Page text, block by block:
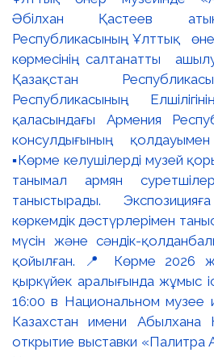
Әбілхан Қастеев
Республикасының Ұлттық
көрмесінің салтанатты
Қазақстан
Республикасының
қаласындағы Армения
консулдығының
▪️Көрме келушілерді музей
танымал армян
таныстырады.
көркемдік дәстүрлерімен
мүсін және сәндік-
қойылған. 📍 Көрме 2026
қыркүйек аралығында жұмыс
16:00 в Национальном музее
Казахстан имени Абылхана
открытие выставки «Палитра